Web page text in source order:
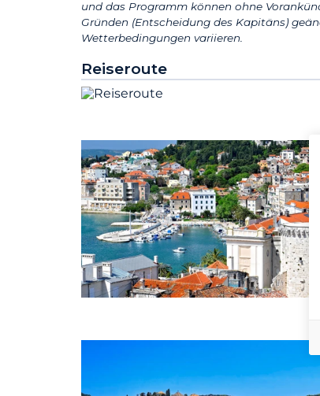
und das Programm können ohne
Gründen (Entscheidung des Kapitäns)
Wetterbedingungen variieren.
Reiseroute